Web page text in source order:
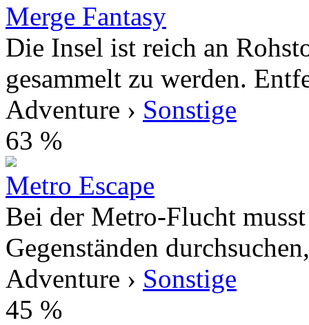
Merge Fantasy
Die Insel ist reich an
gesammelt zu werden.
Adventure › Sonstige
63 %
Metro Escape
Bei der Metro-Flucht
Gegenständen
Adventure › Sonstige
45 %